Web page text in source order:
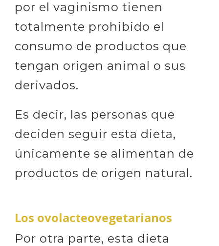
por el vaginismo tienen
totalmente prohibido el
consumo de productos que
tengan origen animal o sus
derivados.
Es decir, las personas que
deciden seguir esta dieta,
únicamente se alimentan de
productos de origen natural.
Los ovolacteovegetarianos
Por otra parte, esta dieta